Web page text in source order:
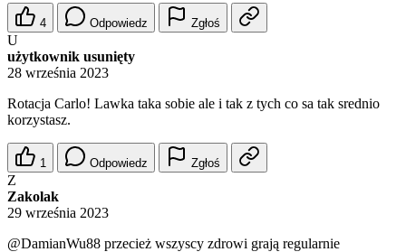
4 Odpowiedz Zgłoś
U
użytkownik usunięty
28 września 2023
Rotacja Carlo! Lawka taka sobie ale i tak z tych co sa tak srednio
korzystasz.
1 Odpowiedz Zgłoś
Z
Zakolak
29 września 2023
@DamianWu88 przecież wszyscy zdrowi grają regularnie